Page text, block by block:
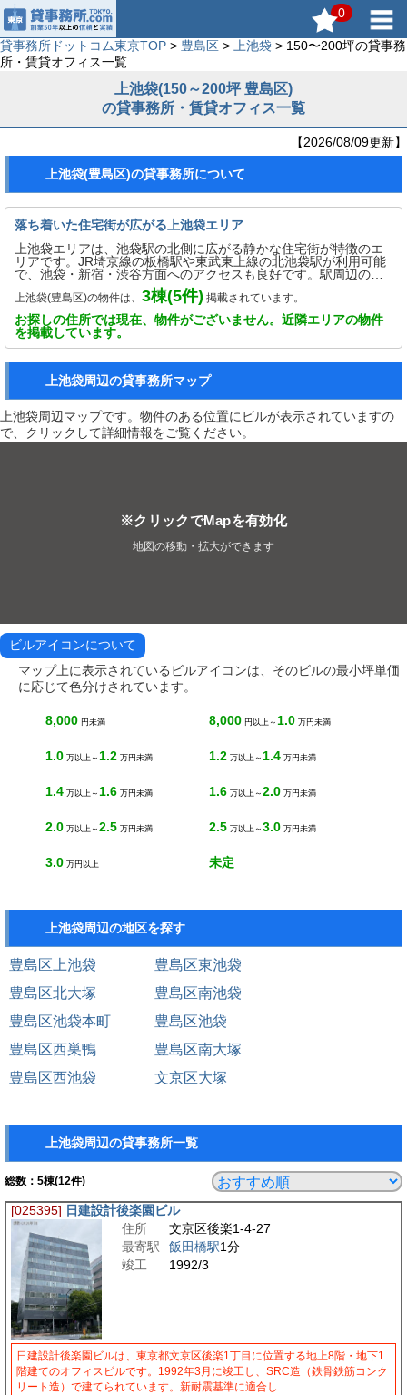
0
貸事務所ドットコム東京TOP > 豊島区 > 上池袋 > 150〜200坪の貸事務
所・賃貸オフィス一覧
上池袋(150～200坪 豊島区)
の貸事務所・賃貸オフィス一覧
【2026/08/09更新】
上池袋(豊島区)の貸事務所について
落ち着いた住宅街が広がる上池袋エリア
上池袋エリアは、池袋駅の北側に広がる静かな住宅街が特徴のエ
リアです。JR埼京線の板橋駅や東武東上線の北池袋駅が利用可能
で、池袋・新宿・渋谷方面へのアクセスも良好です。駅周辺の賑
わいとは対照的に、落ち着いた住環境が広がり、ファミリー層や
単身者にも人気があります。エリア内には公園や保育施設、学校
も整備され、子育て世代にも安心の環境が整っています。スーパ
ーやコンビニも点在し、日常の買い物にも困りません。都市の利
便性を享受しながらも静かな暮らしが叶う、バランスの取れたエ
リアです。
上池袋(豊島区)の物件は、 3棟(5件) 掲載されています。
お探しの住所では現在、物件がございません。近隣エリアの物件
を掲載しています。
上池袋周辺の貸事務所マップ
上池袋周辺マップです。物件のある位置にビルが表示されていますの
で、クリックして詳細情報をご覧ください。
※クリックでMapを有効化
地図の移動・拡大ができます
ビルアイコンについて
マップ上に表示されているビルアイコンは、そのビルの最小坪単価
に応じて色分けされています。
8,000 円未満 8,000 円以上～ 1.0 万円未満
1.0 万以上～ 1.2 万円未満 1.2 万以上～ 1.4 万円未満
1.4 万以上～ 1.6 万円未満 1.6 万以上～ 2.0 万円未満
2.0 万以上～ 2.5 万円未満 2.5 万以上～ 3.0 万円未満
3.0 万円以上 未定
上池袋周辺の地区を探す
豊島区上池袋
豊島区東池袋
豊島区北大塚
豊島区南池袋
豊島区池袋本町
豊島区池袋
豊島区西巣鴨
豊島区南大塚
豊島区西池袋
文京区大塚
上池袋周辺の貸事務所一覧
総数： 5棟(12件)
[025395] 日建設計後楽園ビル
住所
文京区後楽1-4-27
最寄駅
飯田橋駅1分
竣工
1992/3
日建設計後楽園ビルは、東京都文京区後楽1丁目に位置する地上8階・地下1
階建てのオフィスビルです。1992年3月に竣工し、SRC造（鉄骨鉄筋コンク
リート造）で建てられています。新耐震基準に適合し…